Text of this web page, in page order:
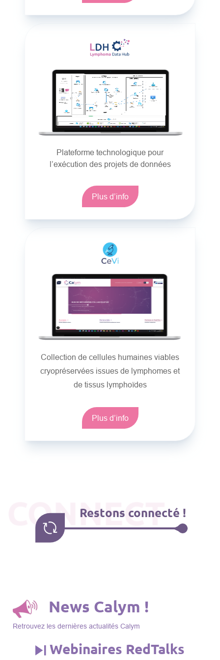
Plateforme technologique pour
l’exécution des projets de données
Plus d’info
Collection de cellules humaines viables
cryopréservées issues de lymphomes et
de tissus lymphoïdes
Plus d’info
CONNECT
Restons connecté !
News Calym !
Retrouvez les dernières actualités Calym
Webinaires RedTalks